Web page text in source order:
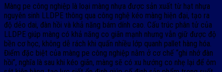
Màng pe công nghiệp là loại màng nhựa được sản xuất từ hạt nhựa
nguyên sinh LLDPE thông qua công nghệ kéo màng hiện đại, tạo ra
độ dẻo dai, đàn hồi và khả năng bám dính cao. Cấu trúc phân tử của
LLDPE giúp màng có khả năng co giãn mạnh nhưng vẫn giữ được độ
bền cơ học, không dễ rách khi quấn nhiều lớp quanh pallet hàng hóa.
Điểm đặc biệt của màng pe công nghiệp nằm ở cơ chế “ghi nhớ đàn
hồi”, nghĩa là sau khi kéo giãn, màng sẽ có xu hướng co nhẹ lại để ôm